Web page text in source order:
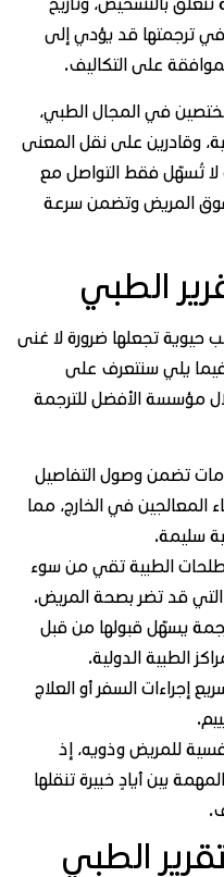
ترجمتها قد يؤدي إلى
على التكاليف.
في المجال الطبي،
على نقل المعنى
تُسهّل فقط التواصل مع
المريض وتضمن سرعة
الطبي
تجعلها ضرورة لا غنى
يلي سنتعرف على
الأفضل للترجمة
تضمن وصول التفاصيل
في الخارج، مما
الطبية تقي من سوء
قد تضر بصحة المريض.
يسهّل قبولها من قبل
الطبية الدولية.
السفر أو العلاج
للمريض وذويه، إذ
بين أيادٍ خبيرة تنقلها
الطبي